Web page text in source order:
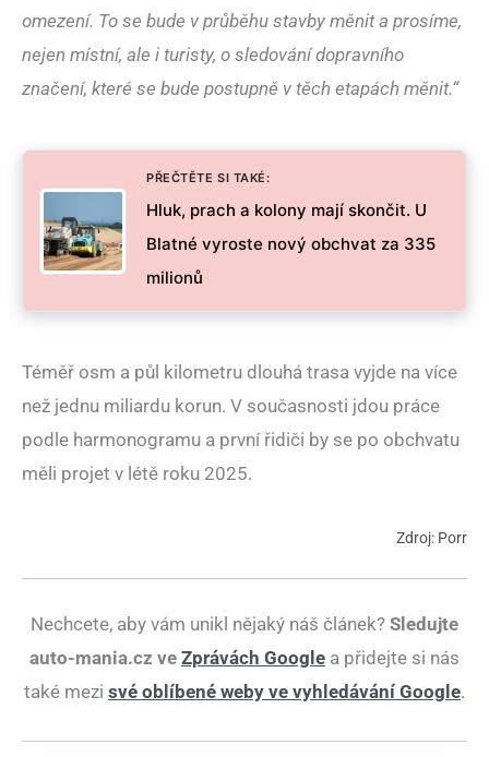
omezení. To se bude v průběhu stavby měnit a prosíme,
nejen místní, ale i turisty, o sledování dopravního
značení, které se bude postupně v těch etapách měnit.“
PŘEČTĚTE SI TAKÉ:
Hluk, prach a kolony mají skončit. U
Blatné vyroste nový obchvat za 335
milionů
Téměř osm a půl kilometru dlouhá trasa vyjde na více
než jednu miliardu korun. V současnosti jdou práce
podle harmonogramu a první řidiči by se po obchvatu
měli projet v létě roku 2025.
Zdroj: Porr
Nechcete, aby vám unikl nějaký náš článek? Sledujte
auto-mania.cz ve Zprávách Google a přidejte si nás
také mezi své oblíbené weby ve vyhledávání Google.